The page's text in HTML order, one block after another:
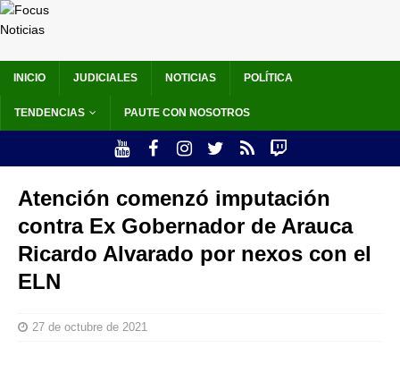
INICIO JUDICIALES NOTICIAS POLÍTICA
TENDENCIAS PAUTE CON NOSOTROS
Atención comenzó imputación
contra Ex Gobernador de Arauca
Ricardo Alvarado por nexos con el
ELN
27 de octubre de 2021